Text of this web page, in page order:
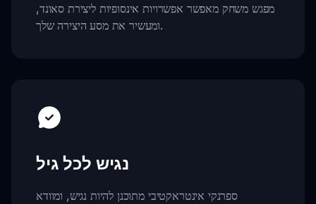
מפגש משחק מאפשר אפשרויות אינסופיות ליצירת סאונד,
ומעשיר את מסע היצירה שלך.
נגיש לכל גיל
ספרנקי אינטראקטיבי מתוכנן להיות נגיש, ומוודא